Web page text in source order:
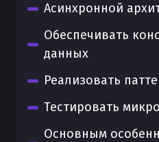
Асинхронной
Обеспечивать
данных
Реализовать
Тестировать
Основным